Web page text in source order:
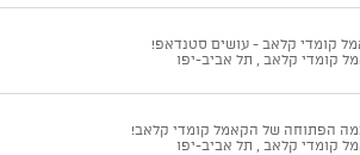
קומדי קלאב - עושים סטנדאפ!
קומדי קלאב , תל אביב-יפו
הפתוחה של הקאמל קומדי קלאב!
קומדי קלאב , תל אביב-יפו